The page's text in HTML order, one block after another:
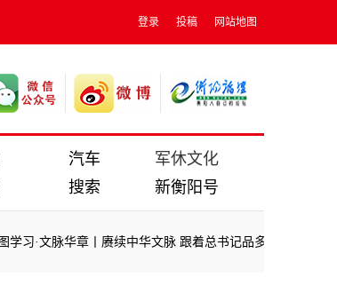
登录 投稿 网站地图
汽车
军休文化
搜索 新衡阳号
习·文脉华章丨赓续中华文脉 跟着总书记品多彩“非遗”